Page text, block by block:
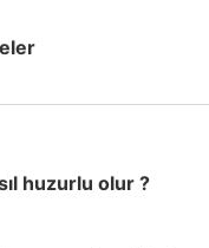
huzurlu olur ?